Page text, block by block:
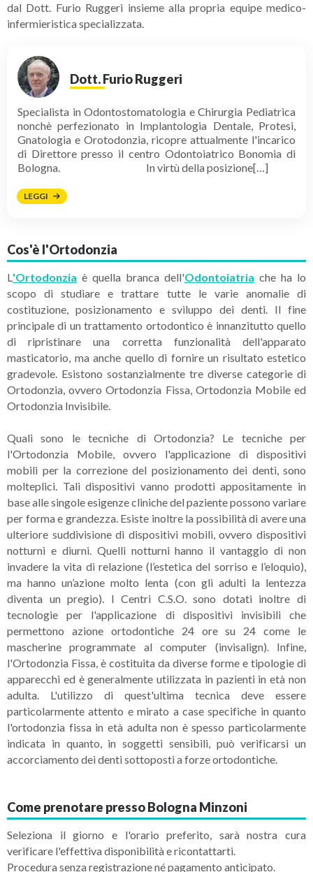
dal Dott. Furio Ruggeri insieme alla propria equipe medico-
infermieristica specializzata.
Dott. Furio Ruggeri
Specialista in Odontostomatologia e Chirurgia Pediatrica
nonchè perfezionato in Implantologia Dentale, Protesi,
Gnatologia e Orotodonzia, ricopre attualmente l'incarico
di Direttore presso il centro Odontoiatrico Bonomia di
Bologna. In virtù della posizione[…]
LEGGI
Cos'è l'Ortodonzia
L'Ortodonzia è quella branca dell'Odontoiatria che ha lo
scopo di studiare e trattare tutte le varie anomalie di
costituzione, posizionamento e sviluppo dei denti. Il fine
principale di un trattamento ortodontico è innanzitutto quello
di ripristinare una corretta funzionalità dell'apparato
masticatorio, ma anche quello di fornire un risultato estetico
gradevole. Esistono sostanzialmente tre diverse categorie di
Ortodonzia, ovvero Ortodonzia Fissa, Ortodonzia Mobile ed
Ortodonzia Invisibile.
Quali sono le tecniche di Ortodonzia? Le tecniche per
l'Ortodonzia Mobile, ovvero l'applicazione di dispositivi
mobili per la correzione del posizionamento dei denti, sono
molteplici. Tali dispositivi vanno prodotti appositamente in
base alle singole esigenze cliniche del paziente possono variare
per forma e grandezza. Esiste inoltre la possibilità di avere una
ulteriore suddivisione di dispositivi mobili, ovvero dispositivi
notturni e diurni. Quelli notturni hanno il vantaggio di non
invadere la vita di relazione (l’estetica del sorriso e l’eloquio),
ma hanno un’azione molto lenta (con gli adulti la lentezza
diventa un pregio). I Centri C.S.O. sono dotati inoltre di
tecnologie per l'applicazione di dispositivi invisibili che
permettono azione ortodontiche 24 ore su 24 come le
mascherine programmate al computer (invisalign). Infine,
l'Ortodonzia Fissa, è costituita da diverse forme e tipologie di
apparecchi ed è generalmente utilizzata in pazienti in età non
adulta. L'utilizzo di quest'ultima tecnica deve essere
particolarmente attento e mirato a case specifiche in quanto
l'ortodonzia fissa in età adulta non è spesso particolarmente
indicata in quanto, in soggetti sensibili, può verificarsi un
accorciamento dei denti sottoposti a forze ortodontiche.
Come prenotare presso Bologna Minzoni
Seleziona il giorno e l'orario preferito, sarà nostra cura
verificare l'effettiva disponibilità e ricontattarti.
Procedura senza registrazione né pagamento anticipato.